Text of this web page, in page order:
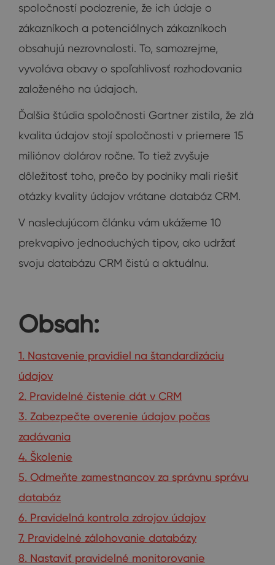
spoločností podozrenie, že ich údaje o
zákazníkoch a potenciálnych zákazníkoch
obsahujú nezrovnalosti. To, samozrejme,
vyvoláva obavy o spoľahlivosť rozhodovania
založeného na údajoch.
Ďalšia štúdia spoločnosti Gartner zistila, že zlá
kvalita údajov stojí spoločnosti v priemere 15
miliónov dolárov ročne. To tiež zvyšuje
dôležitosť toho, prečo by podniky mali riešiť
otázky kvality údajov vrátane databáz CRM.
V nasledujúcom článku vám ukážeme 10
prekvapivo jednoduchých tipov, ako udržať
svoju databázu CRM čistú a aktuálnu.
Obsah:
1. Nastavenie pravidiel na štandardizáciu
údajov
2. Pravidelné čistenie dát v CRM
3. Zabezpečte overenie údajov počas
zadávania
4. Školenie
5. Odmeňte zamestnancov za správnu správu
databáz
6. Pravidelná kontrola zdrojov údajov
7. Pravidelné zálohovanie databázy
8. Nastaviť pravidelné monitorovanie